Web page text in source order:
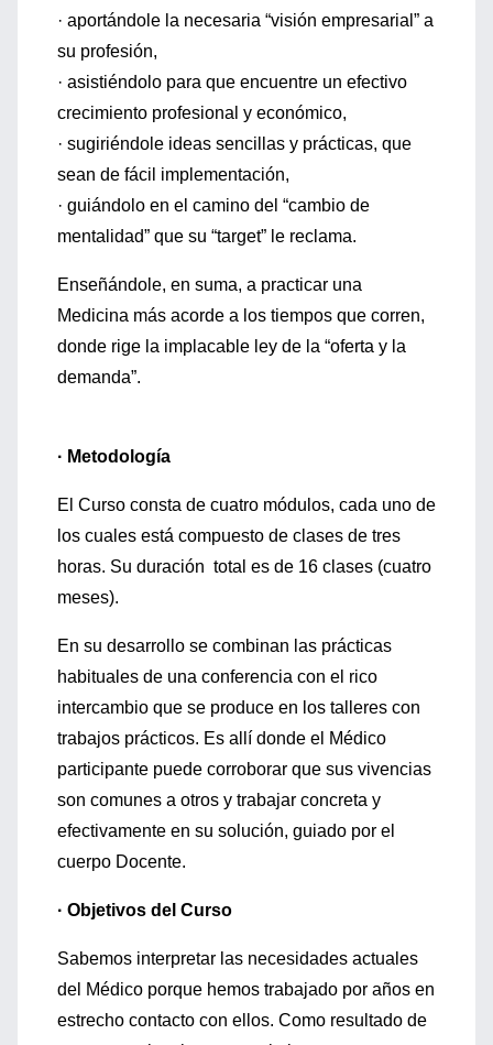
· aportándole la necesaria “visión empresarial” a
su profesión,
· asistiéndolo para que encuentre un efectivo
crecimiento profesional y económico,
· sugiriéndole ideas sencillas y prácticas, que
sean de fácil implementación,
· guiándolo en el camino del “cambio de
mentalidad” que su “target” le reclama.
Enseñándole, en suma, a practicar una
Medicina más acorde a los tiempos que corren,
donde rige la implacable ley de la “oferta y la
demanda”.
· Metodología
El Curso consta de cuatro módulos, cada uno de
los cuales está compuesto de clases de tres
horas. Su duración total es de 16 clases (cuatro
meses).
En su desarrollo se combinan las prácticas
habituales de una conferencia con el rico
intercambio que se produce en los talleres con
trabajos prácticos. Es allí donde el Médico
participante puede corroborar que sus vivencias
son comunes a otros y trabajar concreta y
efectivamente en su solución, guiado por el
cuerpo Docente.
· Objetivos del Curso
Sabemos interpretar las necesidades actuales
del Médico porque hemos trabajado por años en
estrecho contacto con ellos. Como resultado de